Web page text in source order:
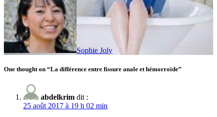
Sophie Joly
One thought on “La différence entre fissure anale et hémorroïde”
abdelkrim dit :
25 août 2017 à 19 h 02 min